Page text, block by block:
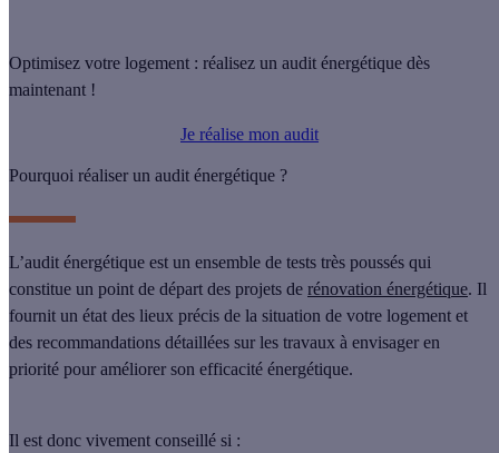
Optimisez votre logement : réalisez un audit énergétique dès
maintenant !
Je réalise mon audit
Pourquoi réaliser un audit énergétique ?
L’audit énergétique est un ensemble de tests très poussés qui
constitue un point de départ des projets de rénovation énergétique. Il
fournit un état des lieux précis de la situation de votre logement et
des recommandations détaillées sur les travaux à envisager en
priorité pour améliorer son efficacité énergétique.
Il est donc vivement conseillé si :